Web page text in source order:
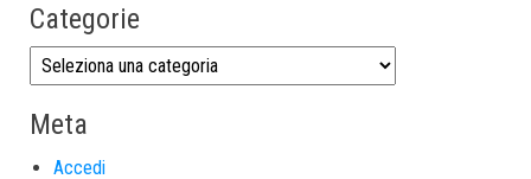
Categorie
Meta
Accedi